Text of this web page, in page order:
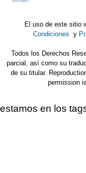
El uso de este sitio
Condiciones y
Todos los Derechos
parcial, así como su
de su titular.
permission
estamos en los